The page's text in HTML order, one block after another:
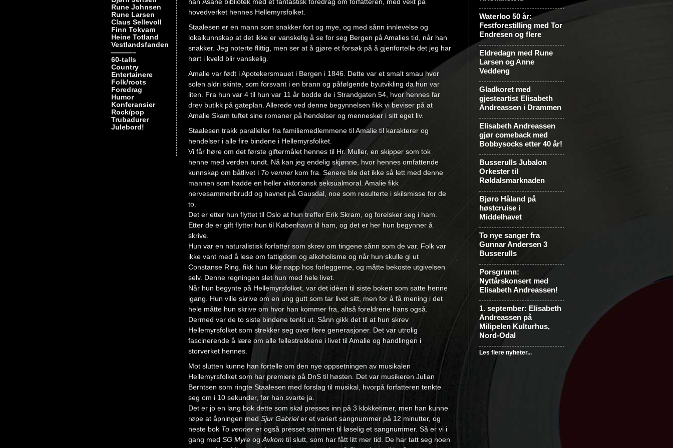
hovedverket hennes Hellemyrsfolket.
Staalesen er en mann som snakker fort og mye, og med sånn innlevelse og
lokalkunnskap at det ikke er vanskelig å se for seg Bergen på Amalies tid, når han
snakker. Jeg noterte flittig, men ser at å gjøre et forsøk på å gjenfortelle det jeg har
hørt i kveld blir vanskelig.
Amalie var født i Apotekersmauet i Bergen i 1846. Dette var et smalt smau hvor
solen aldri skinte, som forsvant i en brann og påfølgende byutvikling da hun var
liten. Fra hun var 4 til hun var 11 år bodde de i Strandgaten 54, hvor hennes far
drev butikk på gateplan. Allerede ved denne begynnelsen fikk vi beviser på at
Amalie Skam tuftet sine romaner på hendelser og mennesker i sitt eget liv.
Staalesen trakk paralleller fra familiemedlemmene til Amalie til karakterer og
hendelser i alle fire bindene i Hellemyrsfolket.
Vi får høre om det første giftermålet hennes til Hr. Muller, en skipper som tok
henne med verden rundt. Nå kan jeg endelig skjønne, hvor hennes omfattende
kunnskap om båtlivet i To venner kom fra. Senere ble det ikke så lett med denne
mannen som hadde en heller viktoriansk seksualmoral. Amalie fikk
nervesammenbrudd og havnet på Gausdal, noe som resulterte i skilsmisse for de
to.
Det er etter hun flyttet til Oslo at hun treffer Erik Skram, og forelsker seg i ham.
Etter de er gift flytter hun til København til ham, og det er her hun begynner å
skrive.
Hun var en naturalistisk forfatter som skrev om tingene sånn som de var. Folk var
ikke vant med å lese om fattigdom og alkoholisme og når hun skulle gi ut
Constanse Ring, fikk hun ikke napp hos forleggerne, og måtte bekoste utgivelsen
selv. Denne regningen slet hun med hele livet.
Når hun begynte på Hellemyrsfolket, var det idèen til siste boken som satte henne
igang. Hun ville skrive om en ung gutt som tar livet sitt, men for å få mening i det
hele måtte hun skrive om hvor han kommer fra, altså foreldrene hans også.
Dermed var de to siste bindene tenkt ut. Sånn gikk det til at hun skrev
Hellemyrsfolket som strekker seg over flere generasjoner. Det var utrolig
fascinerende å lære om alle fellestrekkene i livet til Amalie og handlingen i
storverket hennes.
Mot slutten kunne han fortelle om den nye oppsetningen av musikalen
Hellemyrsfolket som har premiere på DnS til høsten. Det var musikeren Julian
Berntsen som ringte Staalesen med forslag til musikal, hvorpå forfatteren tenkte
seg om i 10 sekunder, før han svarte ja.
Det er jo en lang bok dette som skal presses inn på 3 klokketimer, men han kunne
røpe at åpningen med Sjur Gabrieler et variert sangnummer på 12 minutter, og
neste bok To venner er også presset sammen til løselig et sangnummer. Så er vi i
gang med SG Myre og Avkom til slutt, som har fått litt mer tid. De har tatt seg noen
Rune Johnsen
Rune Larsen
Claus Sellevoll
Finn Tokvam
Heine Totland
Vestlandsfanden
———–
60-talls
Country
Entertainere
Folk/roots
Foredrag
Humor
Konferansier
Rock/pop
Trubadurer
Julebord!
Waterloo 50 år:
Festforestilling med Tor
Endresen og flere
Eldredagn med Rune
Larsen og Anne
Veddeng
Gladkoret med
gjesteartist Elisabeth
Andreassen i Drammen
Elisabeth Andreassen
gjør comeback med
Bobbysocks etter 40 år!
Busserulls Jubalon
Orkester til
Røldalsmarknaden
Bjøro Håland på
høstcruise i
Middelhavet
To nye sanger fra
Gunnar Andersen 3
Busserulls
Porsgrunn:
Nyttårskonsert med
Elisabeth Andreassen!
1. september: Elisabeth
Andreassen på
Milipelen Kulturhus,
Nord-Odal
Les flere nyheter...